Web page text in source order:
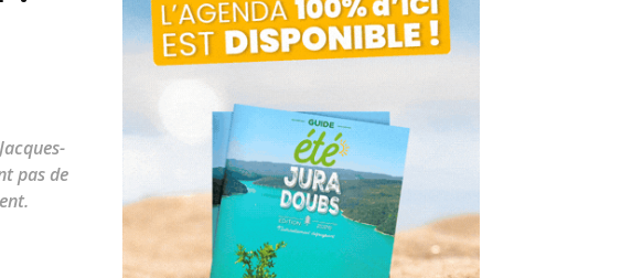
pas de